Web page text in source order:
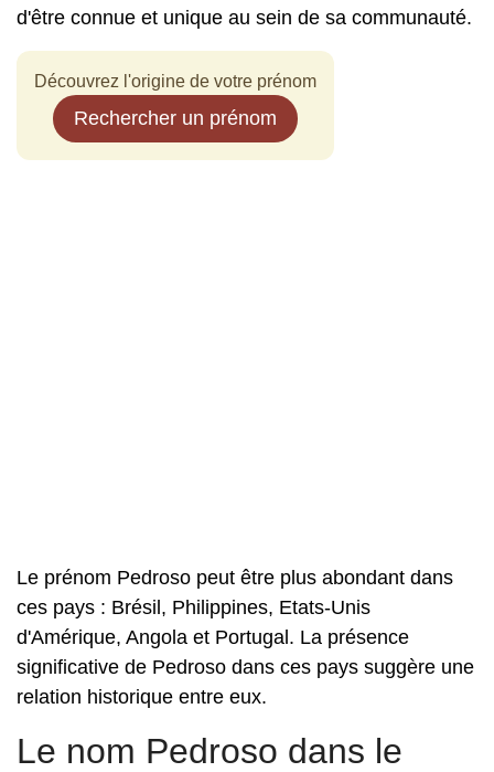
d'être connue et unique au sein de sa communauté.
Découvrez l'origine de votre prénom
Rechercher un prénom
Le prénom Pedroso peut être plus abondant dans
ces pays : Brésil, Philippines, Etats-Unis
d'Amérique, Angola et Portugal. La présence
significative de Pedroso dans ces pays suggère une
relation historique entre eux.
Le nom Pedroso dans le